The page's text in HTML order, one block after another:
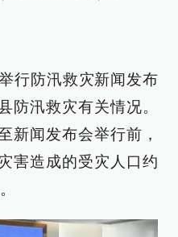
行防汛救灾新闻发布
防汛救灾有关情况。
新闻发布会举行前，
害造成的受灾人口约